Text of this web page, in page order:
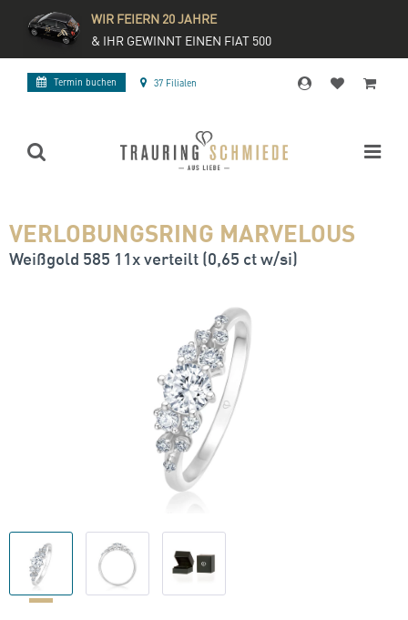
WIR FEIERN 20 JAHRE
& IHR GEWINNT EINEN FIAT 500
Termin buchen 37 Filialen
VERLOBUNGSRING MARVELOUS
Weißgold 585 11x verteilt (0,65 ct w/si)